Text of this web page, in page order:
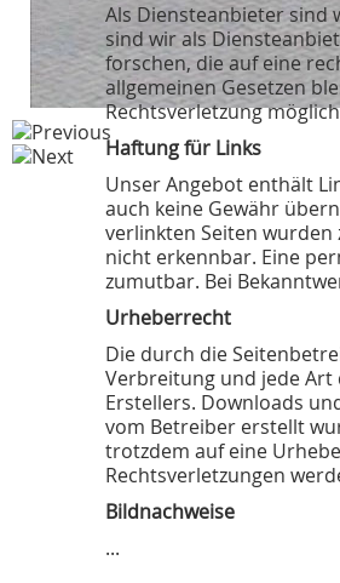
Als Diensteanbieter sind
sind wir als
forschen, die auf eine
allgemeinen Gesetzen
Rechtsverletzung
Haftung für Links
Unser Angebot enthält
auch keine Gewähr
verlinkten Seiten
nicht erkennbar. Eine
zumutbar. Bei
Urheberrecht
Die durch die
Verbreitung und jede Art
Erstellers. Downloads
vom Betreiber erstellt
trotzdem auf eine
Rechtsverletzungen
Bildnachweise
...